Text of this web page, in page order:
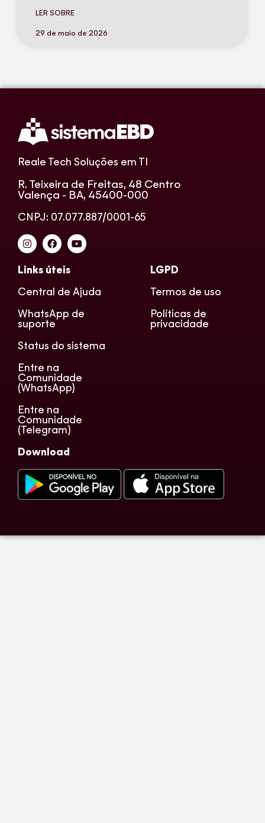
LER SOBRE
29 de maio de 2026
Reale Tech Soluções em TI
R. Teixeira de Freitas, 48 Centro
Valença - BA, 45400-000
CNPJ: 07.077.887/0001-65
Links úteis
Central de Ajuda
WhatsApp de
suporte
Status do sistema
Entre na
Comunidade
(WhatsApp)
Entre na
Comunidade
(Telegram)
LGPD
Termos de uso
Políticas de
privacidade
Download